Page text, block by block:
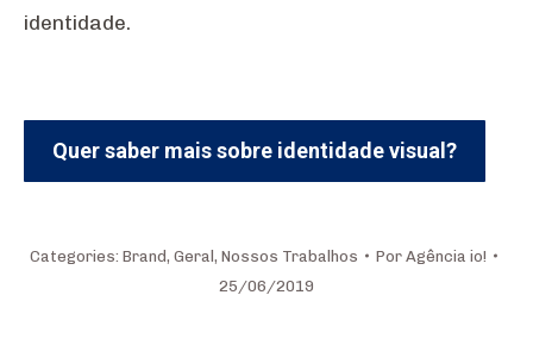
identidade.
Quer saber mais sobre identidade visual?
Categories: Brand, Geral, Nossos Trabalhos Por Agência io!
25/06/2019